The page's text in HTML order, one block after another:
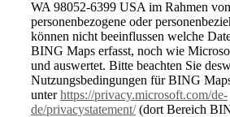
WA 98052-6399 USA im Rahmen
personenbezogene oder
können nicht beeinflussen welche
BING Maps erfasst, noch wie
und auswertet. Bitte beachten Sie
Nutzungsbedingungen für BING
unterhttps://privacy.microsoft.com/de-
de/privacystatement/(dort Bereich